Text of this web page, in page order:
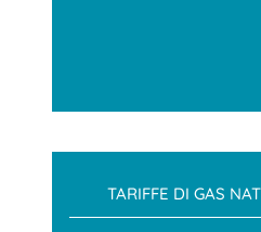
TARIFFE DI GAS